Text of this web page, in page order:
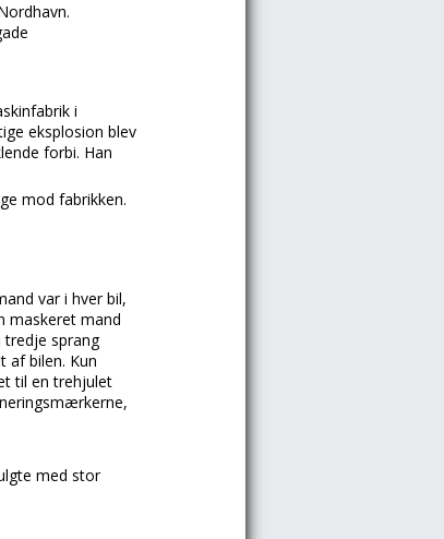
i
eksplosion blev
forbi. Han
mod fabrikken.
var i hver bil,
maskeret mand
sprang
af bilen. Kun
til en trehjulet
med stor